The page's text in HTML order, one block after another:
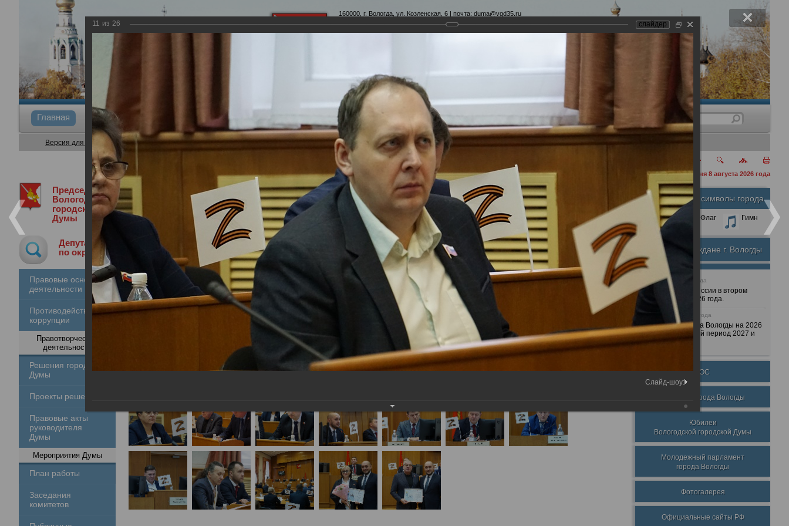
160000, г. Вологда, ул. Козленская, 6 | почта: duma@vgd35.ru
Главная Общие сведения Депутаты График приема Контакты Депутатские объединения
Версия для слабовидящих
сегодня 8 августа 2026 года
Председатель
Вологодской
городской
Думы
Депутат
по округу
Правовые основы
деятельности
Противодействие
коррупции
Правотворческая
деятельность
Решения городской
Думы
Проекты решений
Правовые акты
руководителя
Думы
Мероприятия Думы
План работы
Заседания
комитетов
Медиа библиотека
30-я сессия Вологодской городской Думы
Размер шрифта:
А
30-я сессия Вологодской городской Думы
23.11.2022
Официальные символы города
Герб Флаг Гимн
Почетные граждане г. Вологды
25 июня 2026 года
Очередные сессии в втором
полугодии 2026 года.
7 декабря 2025 года
Бюджет города Вологды на 2026
год и плановый период 2027 и
2028 годов.
ТОС
Награды города Вологды
Юбилеи
Вологодской городской Думы
Молодежный парламент
города Вологды
Фотогалерея
Официальные сайты РФ
11 из 26 слайдер
Слайд-шоу: